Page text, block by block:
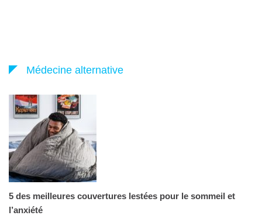
Médecine alternative
5 des meilleures couvertures lestées pour le sommeil et
l’anxiété